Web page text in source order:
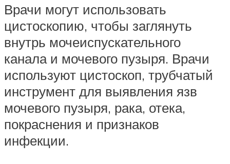
Врачи могут использовать
цистоскопию, чтобы заглянуть
внутрь мочеиспускательного
канала и мочевого пузыря. Врачи
используют цистоскоп, трубчатый
инструмент для выявления язв
мочевого пузыря, рака, отека,
покраснения и признаков
инфекции.